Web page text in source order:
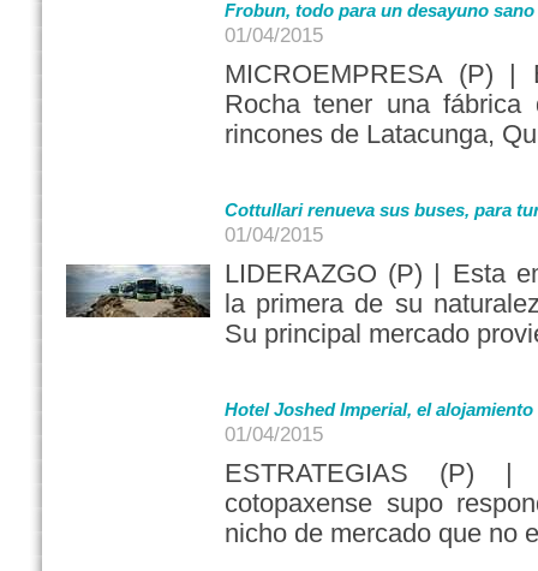
Frobun, todo para un desayuno
01/04/2015
MICROEMPRESA (P)
Rocha tener una fábrica
rincones de Latacunga,
Cottullari renueva sus buses, para
01/04/2015
LIDERAZGO (P) | Esta
la primera de su
Su principal mercado
Hotel Joshed Imperial, el
01/04/2015
ESTRATEGIAS (P) |
cotopaxense supo
nicho de mercado que no